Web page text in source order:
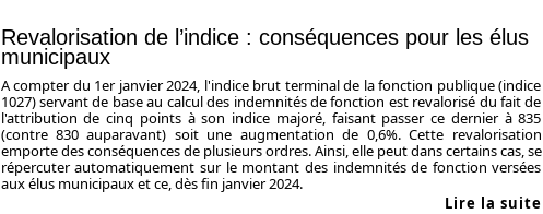
Revalorisation de l’indice : conséquences pour les élus
municipaux
A compter du 1er janvier 2024, l'indice brut terminal de la fonction publique (indice
1027) servant de base au calcul des indemnités de fonction est revalorisé du fait de
l'attribution de cinq points à son indice majoré, faisant passer ce dernier à 835
(contre 830 auparavant) soit une augmentation de 0,6%. Cette revalorisation
emporte des conséquences de plusieurs ordres. Ainsi, elle peut dans certains cas, se
répercuter automatiquement sur le montant des indemnités de fonction versées
aux élus municipaux et ce, dès fin janvier 2024.
Lire la suite